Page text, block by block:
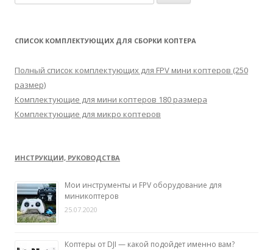
а
т
:
СПИСОК КОМПЛЕКТУЮЩИХ ДЛЯ СБОРКИ КОПТЕРА
Полный список комплектующих для FPV мини коптеров (250
размер)
Комплектующие для мини коптеров 180 размера
Комплектующие для микро коптеров
ИНСТРУКЦИИ, РУКОВОДСТВА
Мои инструменты и FPV оборудование для
миникоптеров
25.07.2020
Коптеры от DJI — какой подойдет именно вам?